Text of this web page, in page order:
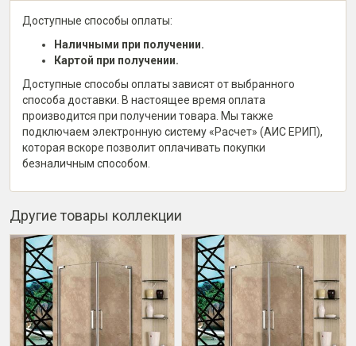
Доступные способы оплаты:
Наличными при получении.
Картой при получении.
Доступные способы оплаты зависят от выбранного
способа доставки. В настоящее время оплата
производится при получении товара. Мы также
подключаем электронную систему «Расчет» (АИС ЕРИП),
которая вскоре позволит оплачивать покупки
безналичным способом.
Другие товары коллекции